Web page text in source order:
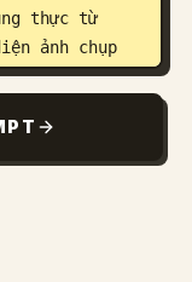
thực từ
ảnh chụp
chân thực.